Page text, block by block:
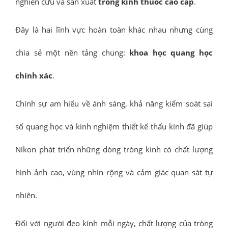
Đây là hai lĩnh vực hoàn toàn khác nhau nhưng cùng
chia sẻ một nền tảng chung: khoa học quang học
chính xác.
Chính sự am hiểu về ánh sáng, khả năng kiểm soát sai
số quang học và kinh nghiệm thiết kế thấu kính đã giúp
Nikon phát triển những dòng tròng kính có chất lượng
hình ảnh cao, vùng nhìn rộng và cảm giác quan sát tự
nhiên.
Đối với người đeo kính mỗi ngày, chất lượng của tròng